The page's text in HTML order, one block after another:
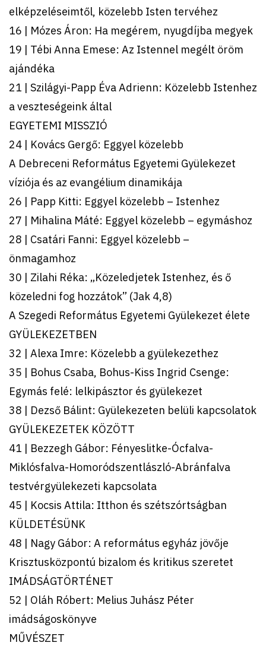
elképzeléseimtől, közelebb Isten tervéhez
16 | Mózes Áron: Ha megérem, nyugdíjba megyek
19 | Tébi Anna Emese: Az Istennel megélt öröm
ajándéka
21 | Szilágyi-Papp Éva Adrienn: Közelebb Istenhez
a veszteségeink által
EGYETEMI MISSZIÓ
24 | Kovács Gergő: Eggyel közelebb
A Debreceni Református Egyetemi Gyülekezet
víziója és az evangélium dinamikája
26 | Papp Kitti: Eggyel közelebb – Istenhez
27 | Mihalina Máté: Eggyel közelebb – egymáshoz
28 | Csatári Fanni: Eggyel közelebb –
önmagamhoz
30 | Zilahi Réka: „Közeledjetek Istenhez, és ő
közeledni fog hozzátok” (Jak 4,8)
A Szegedi Református Egyetemi Gyülekezet élete
GYÜLEKEZETBEN
32 | Alexa Imre: Közelebb a gyülekezethez
35 | Bohus Csaba, Bohus-Kiss Ingrid Csenge:
Egymás felé: lelkipásztor és gyülekezet
38 | Dezső Bálint: Gyülekezeten belüli kapcsolatok
GYÜLEKEZETEK KÖZÖTT
41 | Bezzegh Gábor: Fényeslitke-Ócfalva-
Miklósfalva-Homoródszentlászló-Abránfalva
testvérgyülekezeti kapcsolata
45 | Kocsis Attila: Itthon és szétszórtságban
KÜLDETÉSÜNK
48 | Nagy Gábor: A református egyház jövője
Krisztusközpontú bizalom és kritikus szeretet
IMÁDSÁGTÖRTÉNET
52 | Oláh Róbert: Melius Juhász Péter
imádságoskönyve
MŰVÉSZET